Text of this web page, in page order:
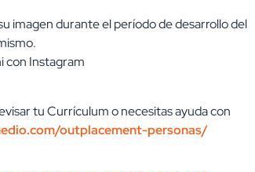
imagen durante el período de desarrollo del
con Instagram
tu Currículum o necesitas ayuda con
outplacement-personas/